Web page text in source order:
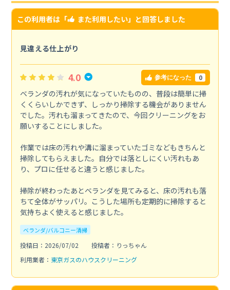
この利用者は「 また利用したい」と回答しました
見違える仕上がり
4.0 参考になった 0
ベランダの汚れが気になっていたものの、普段は簡単に掃
くくらいしかできず、しっかり掃除する機会がありません
でした。汚れも溜まってきたので、今回クリーニングをお
願いすることにしました。
作業では床の汚れや溝に溜まっていたゴミなどもきちんと
掃除してもらえました。自分では落としにくい汚れもあ
り、プロに任せると違うと感じました。
掃除が終わったあとベランダを見てみると、床の汚れも落
ちて全体がサッパリ。こうした場所も定期的に掃除すると
気持ちよく使えると感じました。
ベランダ/バルコニー清掃
投稿日：2026/07/02
投稿者：りっちゃん
利用業者： 東京ガスのハウスクリーニング